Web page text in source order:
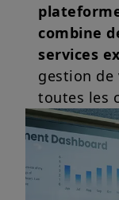
combine
services
gestion de
toutes les